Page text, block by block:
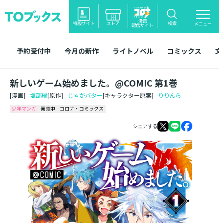
特設サイト ストア 漫画
配信サイト 検索 メニュー
予約受付中 今月の新作 ライトノベル コミックス
新しいゲーム始めました。@COMIC 第1巻
[漫画] 塩部縁[原作] じゃがバター[キャラクター原案] りりんら
少年マンガ 発売中 コロナ・コミックス
シェアする